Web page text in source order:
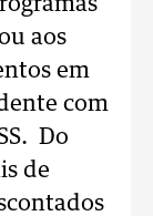
aos
em
com
Do
de